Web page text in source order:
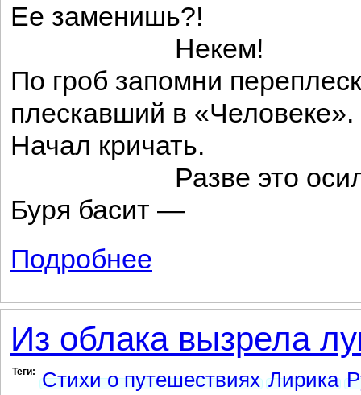
Ее заменишь?!
Некем!
По гроб запомни
плескавший в
Начал кричать.
Разве это
Буря басит —
Подробнее
Из облака вызрела
Теги: Стихи о путешествиях Лирика